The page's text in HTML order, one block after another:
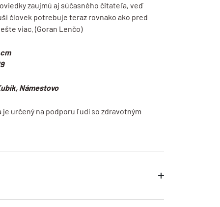
zaujmú aj súčasného čitateľa, veď
človek potrebuje teraz rovnako ako pred
viac. (Goran Lenčo)
Námestovo
je určený na podporu ľudí so zdravotným